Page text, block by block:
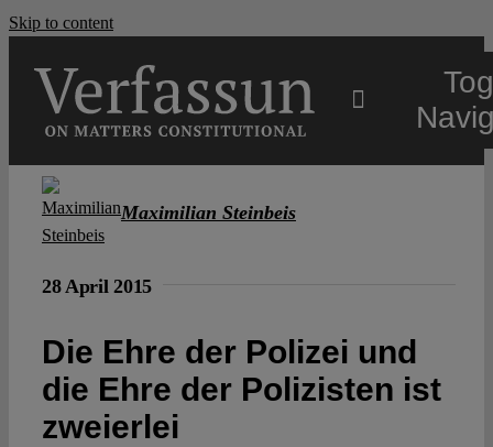
Skip to content
Open Access
Maximilian Steinbeis
28 April 2015
Die Ehre der Polizei und
die Ehre der Polizisten ist
zweierlei